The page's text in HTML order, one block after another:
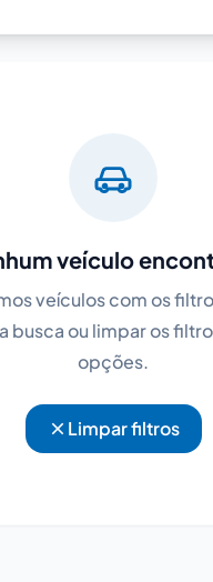
veículo
veículos com os
busca ou limpar os
opções.
Limpar filtros